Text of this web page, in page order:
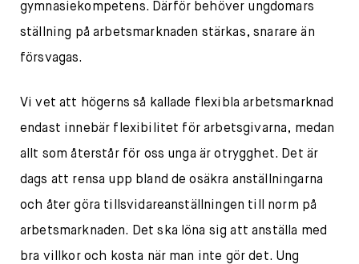
gymnasiekompetens. Därför behöver ungdomars
ställning på arbetsmarknaden stärkas, snarare än
försvagas.
Vi vet att högerns så kallade flexibla arbetsmarknad
endast innebär flexibilitet för arbetsgivarna, medan
allt som återstår för oss unga är otrygghet. Det är
dags att rensa upp bland de osäkra anställningarna
och åter göra tillsvidareanställningen till norm på
arbetsmarknaden. Det ska löna sig att anställa med
bra villkor och kosta när man inte gör det. Ung